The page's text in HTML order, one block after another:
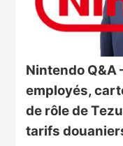
Nintendo Q&A
employés,
de rôle de
tarifs